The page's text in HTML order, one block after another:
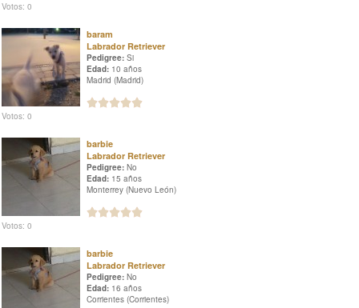
Votos: 0
baram
Labrador Retriever
Pedigree: Si
Edad: 10 años
Madrid (Madrid)
Votos: 0
barbie
Labrador Retriever
Pedigree: No
Edad: 15 años
Monterrey (Nuevo León)
Votos: 0
barbie
Labrador Retriever
Pedigree: No
Edad: 16 años
Corrientes (Corrientes)